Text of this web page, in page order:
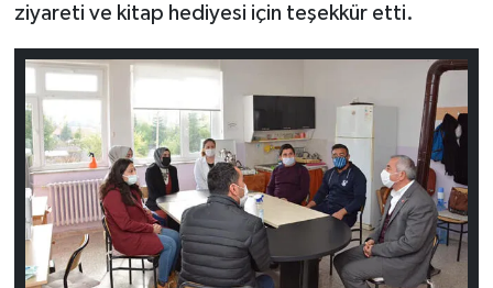
ziyareti ve kitap hediyesi için teşekkür etti.